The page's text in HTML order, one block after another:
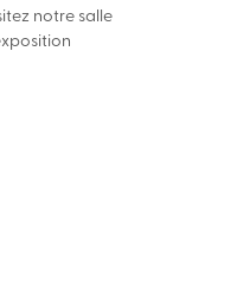
notre salle